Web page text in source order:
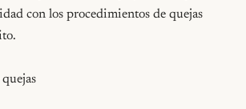
con los procedimientos de quejas